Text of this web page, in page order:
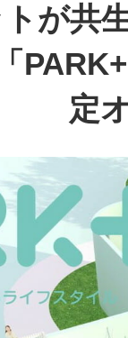
が共
定